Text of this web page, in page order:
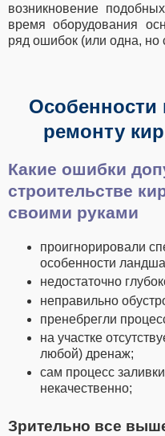
возникновение
время оборудования
ряд ошибок (или одна, но
Особенности
ремонту
Какие ошибки
строительстве
своими руками
проигнорировали
особенности
недостаточно
неправильно
пренебрегли
на участке
любой) дренаж;
сам процесс
некачественно;
Зрительно все